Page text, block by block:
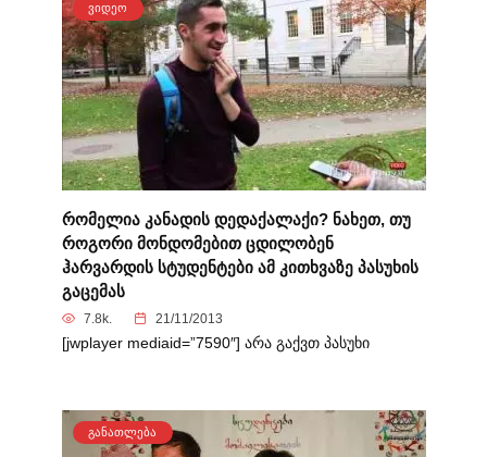
ᲕᲘᲓᲔᲝ
რომელია კანადის დედაქალაქი? ნახეთ, თუ
როგორი მონდომებით ცდილობენ
ჰარვარდის სტუდენტები ამ კითხვაზე პასუხის
გაცემას
7.8k. 21/11/2013
[jwplayer mediaid=”7590″] არა გაქვთ პასუხი
ᲒᲐᲜᲐᲗᲚᲔᲑᲐ